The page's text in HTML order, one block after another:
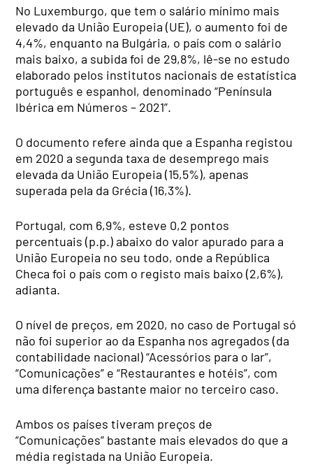
No Luxemburgo, que tem o salário mínimo mais
elevado da União Europeia (UE), o aumento foi de
4,4%, enquanto na Bulgária, o país com o salário
mais baixo, a subida foi de 29,8%, lê-se no estudo
elaborado pelos institutos nacionais de estatística
português e espanhol, denominado “Península
Ibérica em Números – 2021”.
O documento refere ainda que a Espanha registou
em 2020 a segunda taxa de desemprego mais
elevada da União Europeia (15,5%), apenas
superada pela da Grécia (16,3%).
Portugal, com 6,9%, esteve 0,2 pontos
percentuais (p.p.) abaixo do valor apurado para a
União Europeia no seu todo, onde a República
Checa foi o país com o registo mais baixo (2,6%),
adianta.
O nível de preços, em 2020, no caso de Portugal só
não foi superior ao da Espanha nos agregados (da
contabilidade nacional) “Acessórios para o lar”,
“Comunicações” e “Restaurantes e hotéis”, com
uma diferença bastante maior no terceiro caso.
Ambos os países tiveram preços de
“Comunicações” bastante mais elevados do que a
média registada na União Europeia.